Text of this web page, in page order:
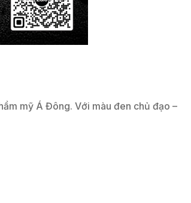
mỹ Á Đông. Với màu đen chủ đạo –